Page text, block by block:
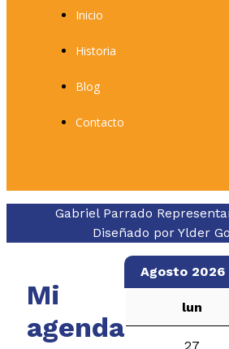
Inicio
Historia
Blog
Contacto
Gabriel Parrado
Diseñado por Ylder
Mi
agenda
Agosto 2026
lun
27